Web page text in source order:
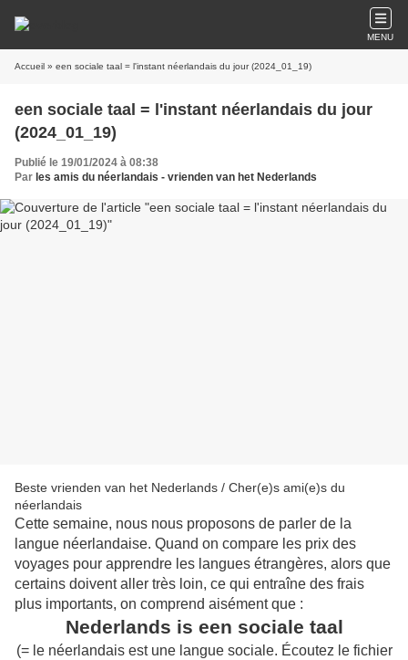
MENU
Accueil » een sociale taal = l'instant néerlandais du jour (2024_01_19)
een sociale taal = l'instant néerlandais du jour
(2024_01_19)
Publié le 19/01/2024 à 08:38
Par les amis du néerlandais - vrienden van het Nederlands
Beste vrienden van het Nederlands / Cher(e)s ami(e)s du
néerlandais
Cette semaine, nous nous proposons de parler de la
langue néerlandaise. Quand on compare les prix des
voyages pour apprendre les langues étrangères, alors que
certains doivent aller très loin, ce qui entraîne des frais
plus importants, on comprend aisément que :
Nederlands is een sociale taal
(= le néerlandais est une langue sociale. Écoutez le fichier